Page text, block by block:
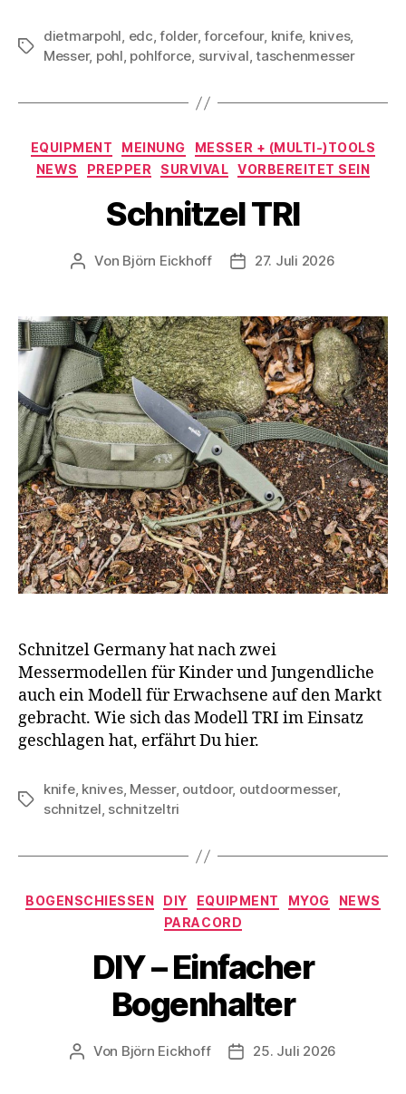
Schlagwörter
dietmarpohl, edc,folder,forcefour, knife, knives,
Messer, pohl, pohlforce, survival,taschenmesser
Kategorien
EQUIPMENT MEINUNG
MESSER + (MULTI-)TOOLS
NEWS
PREPPER SURVIVAL VORBEREITET SEIN
Schnitzel TRI
Beitragsautor
Von Björn Eickhoff Veröffentlichungsdatum
27. Juli 2026
Schnitzel Germany hat nach zwei
Messermodellen für Kinder und Jungendliche
auch ein Modell für Erwachsene auf den Markt
gebracht. Wie sich das Modell TRI im Einsatz
geschlagen hat, erfährt Du hier.
Schlagwörter
knife, knives, Messer, outdoor, outdoormesser,
schnitzel, schnitzeltri
Kategorien
BOGENSCHIESSEN DIY EQUIPMENT MYOG
NEWS
PARACORD
DIY – Einfacher
Bogenhalter
Beitragsautor
Von Björn Eickhoff Veröffentlichungsdatum
25. Juli 2026